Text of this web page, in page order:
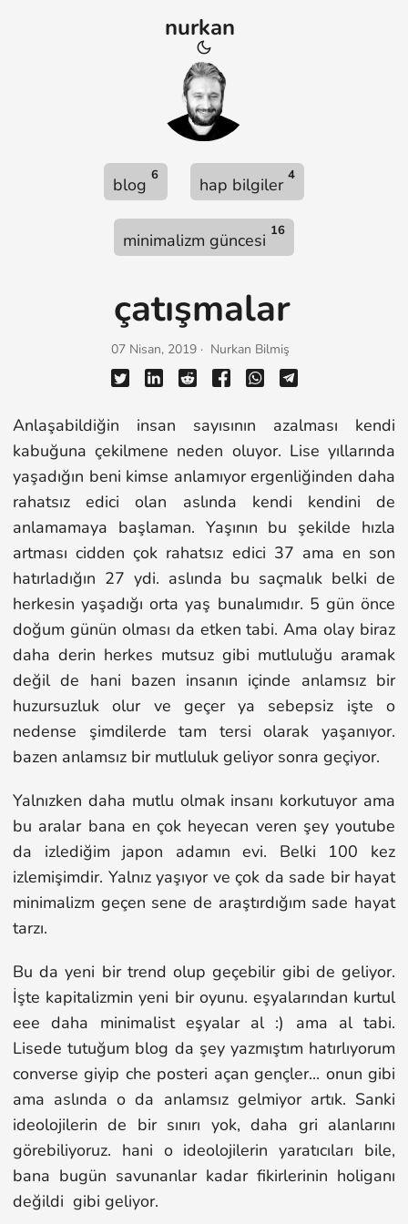
nurkan
blog 6 hap bilgiler 4
minimalizm güncesi 16
çatışmalar
07 Nisan, 2019 · Nurkan Bilmiş
Anlaşabildiğin insan sayısının azalması kendi
kabuğuna çekilmene neden oluyor. Lise yıllarında
yaşadığın beni kimse anlamıyor ergenliğinden daha
rahatsız edici olan aslında kendi kendini de
anlamamaya başlaman. Yaşının bu şekilde hızla
artması cidden çok rahatsız edici 37 ama en son
hatırladığın 27 ydi. aslında bu saçmalık belki de
herkesin yaşadığı orta yaş bunalımıdır. 5 gün önce
doğum günün olması da etken tabi. Ama olay biraz
daha derin herkes mutsuz gibi mutluluğu aramak
değil de hani bazen insanın içinde anlamsız bir
huzursuzluk olur ve geçer ya sebepsiz işte o
nedense şimdilerde tam tersi olarak yaşanıyor.
bazen anlamsız bir mutluluk geliyor sonra geçiyor.
Yalnızken daha mutlu olmak insanı korkutuyor ama
bu aralar bana en çok heyecan veren şey youtube
da izlediğim japon adamın evi. Belki 100 kez
izlemişimdir. Yalnız yaşıyor ve çok da sade bir hayat
minimalizm geçen sene de araştırdığım sade hayat
tarzı.
Bu da yeni bir trend olup geçebilir gibi de geliyor.
İşte kapitalizmin yeni bir oyunu. eşyalarından kurtul
eee daha minimalist eşyalar al :) ama al tabi.
Lisede tutuğum blog da şey yazmıştım hatırlıyorum
converse giyip che posteri açan gençler... onun gibi
ama aslında o da anlamsız gelmiyor artık. Sanki
ideolojilerin de bir sınırı yok, daha gri alanlarını
görebiliyoruz. hani o ideolojilerin yaratıcıları bile,
bana bugün savunanlar kadar fikirlerinin holiganı
değildi gibi geliyor.